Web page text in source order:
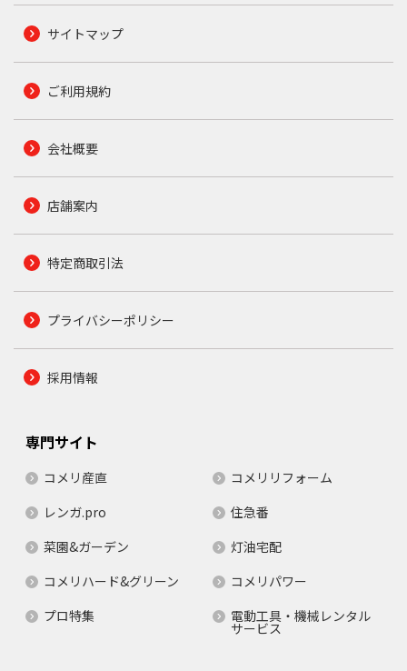
サイトマップ
ご利用規約
会社概要
店舗案内
特定商取引法
プライバシーポリシー
採用情報
専門サイト
コメリ産直
コメリリフォーム
レンガ.pro
住急番
菜園&ガーデン
灯油宅配
コメリハード&グリーン
コメリパワー
プロ特集
電動工具・機械レンタル
サービス